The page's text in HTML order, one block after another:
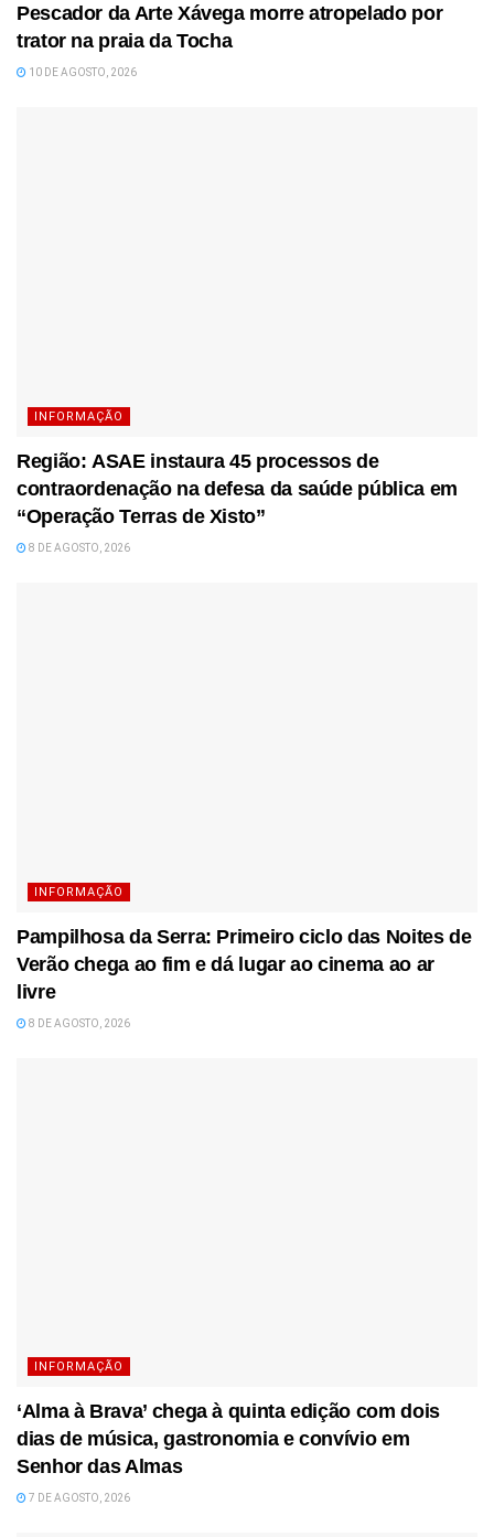
Pescador da Arte Xávega morre atropelado por
trator na praia da Tocha
10 DE AGOSTO, 2026
INFORMAÇÃO
Região: ASAE instaura 45 processos de
contraordenação na defesa da saúde pública em
“Operação Terras de Xisto”
8 DE AGOSTO, 2026
INFORMAÇÃO
Pampilhosa da Serra: Primeiro ciclo das Noites de
Verão chega ao fim e dá lugar ao cinema ao ar
livre
8 DE AGOSTO, 2026
INFORMAÇÃO
‘Alma à Brava’ chega à quinta edição com dois
dias de música, gastronomia e convívio em
Senhor das Almas
7 DE AGOSTO, 2026